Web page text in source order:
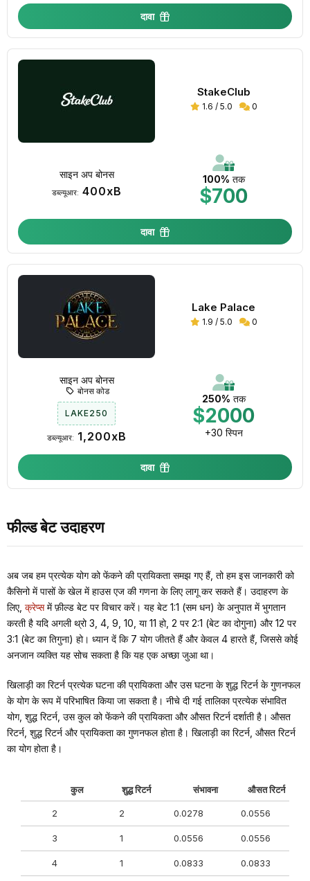
दावा
StakeClub
1.6 / 5.0 0
100% तक
$700
साइन अप बोनस
डब्ल्यूआर: 400xB
दावा
Lake Palace
1.9 / 5.0 0
250% तक
$2000
+30 स्पिन
साइन अप बोनस
बोनस कोड
LAKE250
डब्ल्यूआर: 1,200xB
दावा
फील्ड बेट उदाहरण
अब जब हम प्रत्येक योग को फेंकने की प्रायिकता समझ गए हैं, तो हम इस जानकारी को
कैसिनो में पासों के खेल में हाउस एज की गणना के लिए लागू कर सकते हैं। उदाहरण के
लिए, क्रेप्समें फ़ील्ड बेट पर विचार करें। यह बेट 1:1 (सम धन) के अनुपात में भुगतान
करती है यदि अगली थ्रो 3, 4, 9, 10, या 11 हो, 2 पर 2:1 (बेट का दोगुना) और 12 पर
3:1 (बेट का तिगुना) हो। ध्यान दें कि 7 योग जीतते हैं और केवल 4 हारते हैं, जिससे कोई
अनजान व्यक्ति यह सोच सकता है कि यह एक अच्छा जुआ था।
खिलाड़ी का रिटर्न प्रत्येक घटना की प्रायिकता और उस घटना के शुद्ध रिटर्न के गुणनफल
के योग के रूप में परिभाषित किया जा सकता है। नीचे दी गई तालिका प्रत्येक संभावित
योग, शुद्ध रिटर्न, उस कुल को फेंकने की प्रायिकता और औसत रिटर्न दर्शाती है। औसत
रिटर्न, शुद्ध रिटर्न और प्रायिकता का गुणनफल होता है। खिलाड़ी का रिटर्न, औसत रिटर्न
का योग होता है।
कुल शुद्ध रिटर्न संभावना औसत रिटर्न
2 2 0.0278 0.0556
3 1 0.0556 0.0556
4 1 0.0833 0.0833